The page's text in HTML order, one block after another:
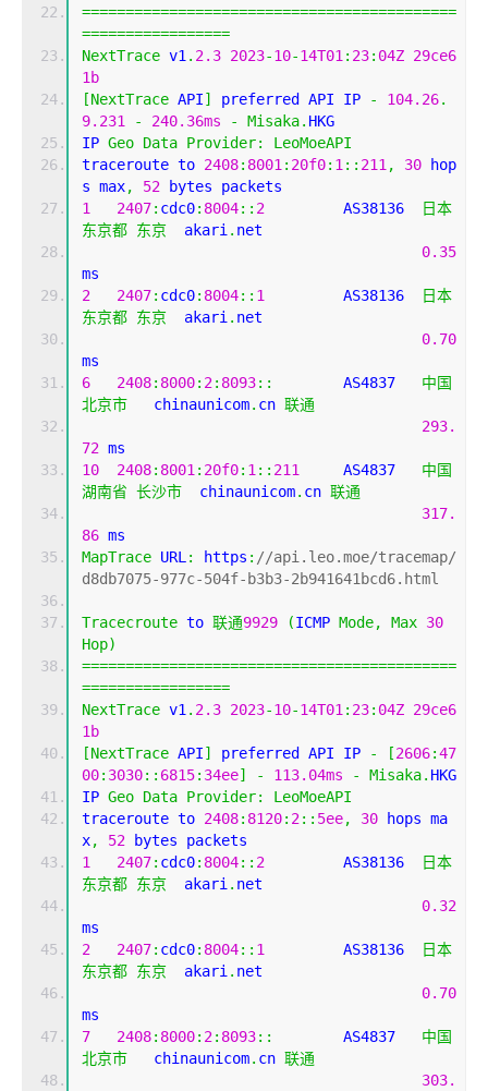
===========================================
=================
NextTrace v1 . 2.3 2023-10-14T01 : 23: 04Z 29ce6
1b
[NextTrace API] preferred API IP - 104.26.
9.231
- 240.36ms - Misaka. HKG
IP Geo Data Provider:
LeoMoeAPI
traceroute to 2408: 8001 : 20f0: 1 :: 211 , 30 hop
s max, 52 bytes packets
1
2407: cdc0: 8004:: 2
         AS38136
日本
东京都 东京
  akari
. net
0.35
ms
2
2407: cdc0: 8004:: 1
         AS38136
日本
东京都 东京
  akari
. net
0.70
ms
6
2408: 8000: 2: 8093::
        AS4837
中国
北京市
   chinaunicom
. cn 联通
293.
72 ms
10
2408: 8001 : 20f0: 1 :: 211
     AS4837
中国
湖南省 长沙市
  chinaunicom
. cn 联通
317.
86 ms
MapTrace URL : https : //api.leo.moe/tracemap/
d8db7075-977c-504f-b3b3-2b941641bcd6.html
Tracecroute to 联通9929 (ICMP Mode, Max 30
Hop)
===========================================
=================
NextTrace v1 . 2.3 2023-10-14T01 : 23: 04Z 29ce6
1b
[NextTrace API] preferred API IP - [2606:47
00: 3030:: 6815: 34ee] - 113.04ms - Misaka. HKG
IP Geo Data Provider:
LeoMoeAPI
traceroute to 2408: 8120: 2:: 5ee, 30 hops ma
x, 52 bytes packets
1
2407: cdc0: 8004:: 2
         AS38136
日本
东京都 东京
  akari
. net
0.32
ms
2
2407: cdc0: 8004:: 1
         AS38136
日本
东京都 东京
  akari
. net
0.70
ms
7
2408: 8000: 2: 8093::
        AS4837
中国
北京市
   chinaunicom
. cn 联通
303.